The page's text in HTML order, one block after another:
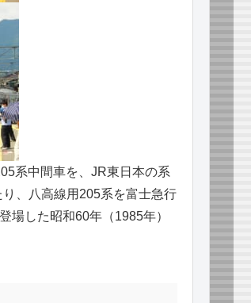
系中間車を、JR東日本の系
、八高線用205系を富士急行
場した昭和60年（1985年）